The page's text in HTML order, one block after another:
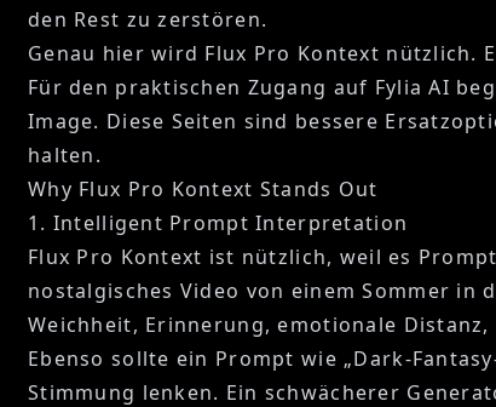
den Rest zu zerstören.
Genau hier wird Flux Pro Kontext
Für den praktischen Zugang auf Fylia AI
Image. Diese Seiten sind bessere
halten.
Why Flux Pro Kontext Stands Out
1. Intelligent Prompt Interpretation
Flux Pro Kontext ist nützlich, weil es
nostalgisches Video von einem Sommer
Weichheit, Erinnerung, emotionale
Ebenso sollte ein Prompt wie „Dark-
Stimmung lenken. Ein schwächerer